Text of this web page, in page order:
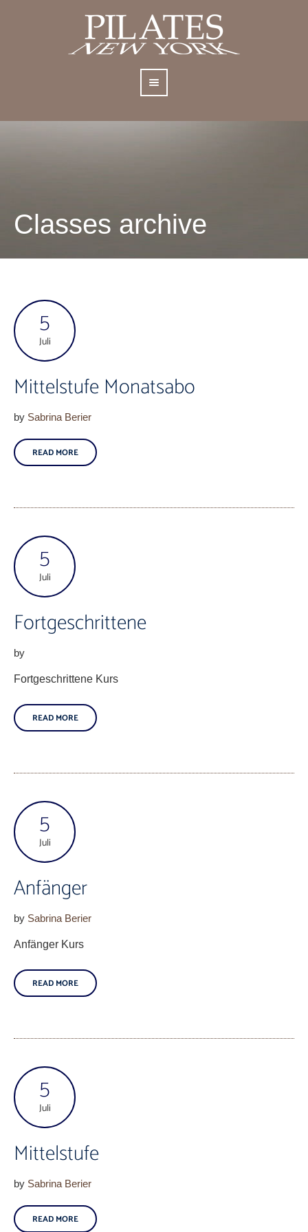
Classes archive
5
Juli
Mittelstufe Monatsabo
by Sabrina Berier
READ MORE
5
Juli
Fortgeschrittene
by
Fortgeschrittene Kurs
READ MORE
5
Juli
Anfänger
by Sabrina Berier
Anfänger Kurs
READ MORE
5
Juli
Mittelstufe
by Sabrina Berier
READ MORE